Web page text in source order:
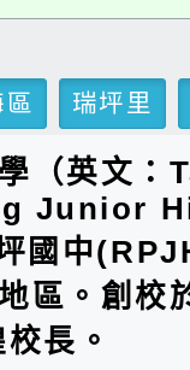
瑞坪里
（英文：
Junior
國中
區。創校
長。